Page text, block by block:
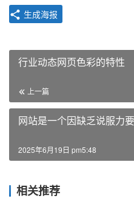
生成海报
行业动态网页色彩的特性
上一篇
网站是一个因缺乏说服力
2025年6月19日 pm5:48
相关推荐